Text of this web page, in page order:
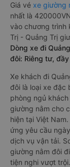
Giá vé xe giường
nhất là
vào chương trình
Trị - Quảng Trị
Dòng xe đi
đôi: Riêng tư,
Xe khách đi
đôi là loại xe đặc
phòng ngủ
giường nằm cho
hiện tại Việt
ứng yêu cầu
dịch vụ vận tải.
giường nằm đôi
tiện nghi vượt